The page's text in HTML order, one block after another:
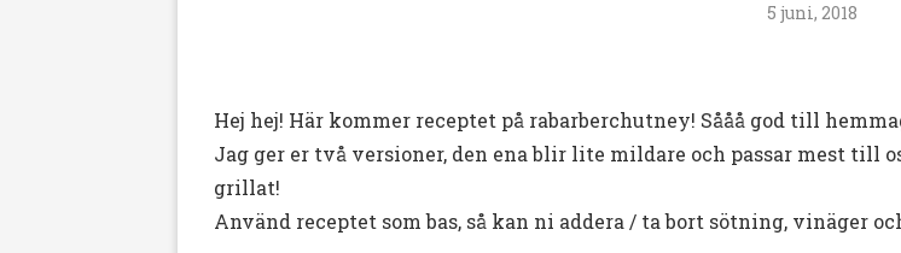
5 juni, 2018
Hej hej! Här kommer receptet på rabarberchutney! Sååå god till
Jag ger er två versioner, den ena blir lite mildare och passar mest
grillat!
Använd receptet som bas, så kan ni addera / ta bort sötning, vinäger